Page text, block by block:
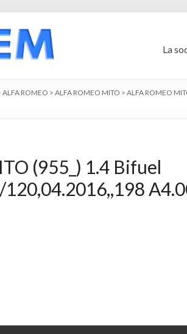
La
ALFA ROMEO > ALFA ROMEO MITO > ALFA ROMEO
(955_) 1.4 Bifuel